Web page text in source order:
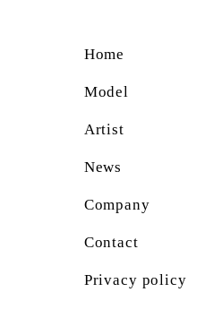
Home
Model
Artist
News
Company
Contact
Privacy policy